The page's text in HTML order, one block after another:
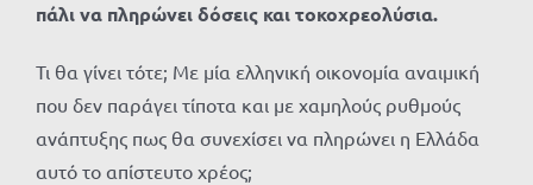
πάλι να πληρώνει δόσεις και τοκοχρεολύσια.
Τι θα γίνει τότε; Με μία ελληνική οικονομία αναιμική
που δεν παράγει τίποτα και με χαμηλούς ρυθμούς
ανάπτυξης πως θα συνεχίσει να πληρώνει η Ελλάδα
αυτό το απίστευτο χρέος;